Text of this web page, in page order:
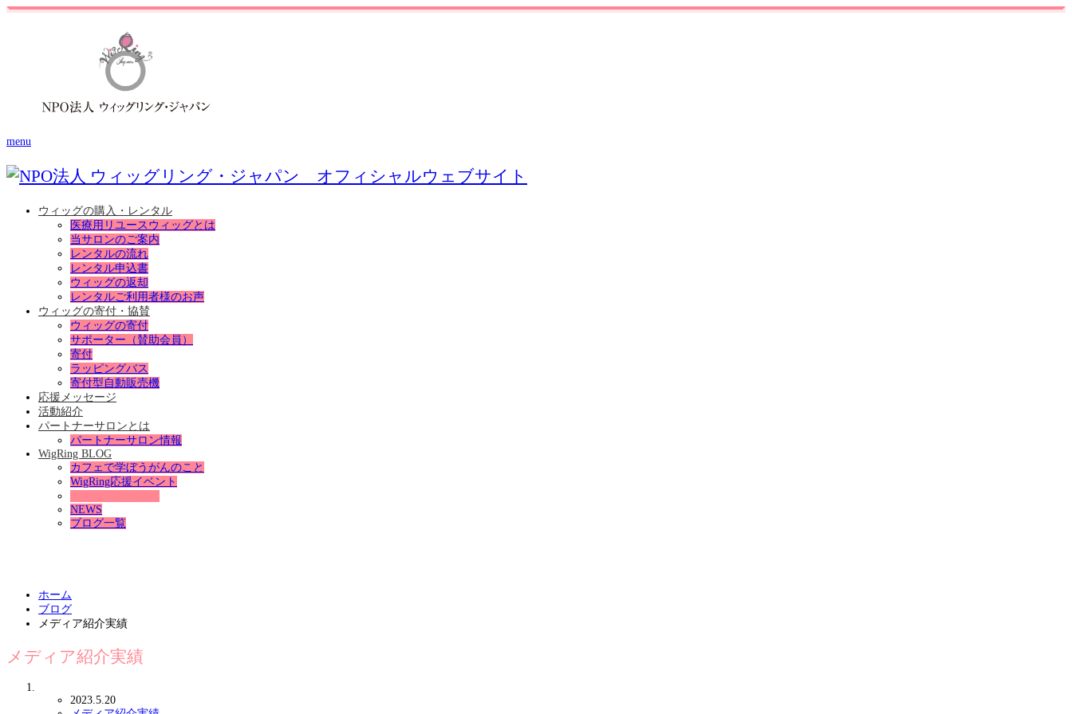
menu
ウィッグの購入・レンタル
医療用リユースウィッグとは
当サロンのご案内
レンタルの流れ
レンタル申込書
ウィッグの返却
レンタルご利用者様のお声
ウィッグの寄付・協賛
ウィッグの寄付
サポーター（賛助会員）
寄付
ラッピングバス
寄付型自動販売機
応援メッセージ
活動紹介
パートナーサロンとは
パートナーサロン情報
WigRing BLOG
カフェで学ぼうがんのこと
WigRing応援イベント
NEWS
ブログ一覧
ホーム
ブログ
メディア紹介実績
メディア紹介実績
2023.5.20